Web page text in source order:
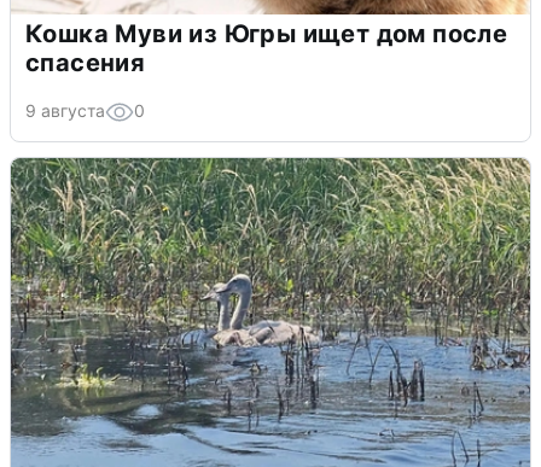
Кошка Муви из Югры ищет дом после
спасения
9 августа 0